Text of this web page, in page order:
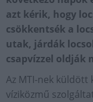
azt kérik, hogy
csökkentsék a
utak, járdák
csapvízzel oldják
Az MTI-nek küldött
víziközmű